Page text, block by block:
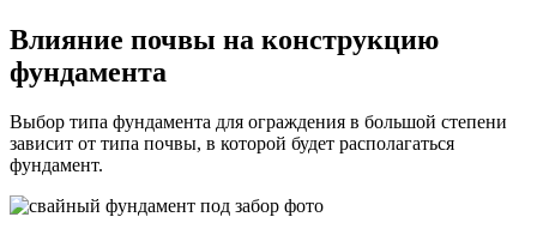
Влияние почвы на конструкцию
фундамента
Выбор типа фундамента для ограждения в большой степени
зависит от типа почвы, в которой будет располагаться
фундамент.